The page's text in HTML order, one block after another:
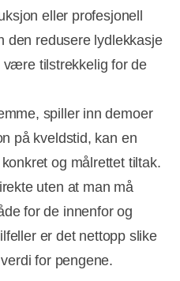
eller profesjonell
den redusere lydlekkasje
være tilstrekkelig for de
spiller inn demoer
på kveldstid, kan en
og målrettet tiltak.
uten at man må
for de innenfor og
er det nettopp slike
for pengene.